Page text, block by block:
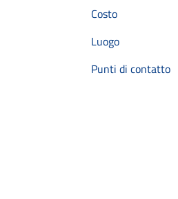
Costo
Luogo
Punti di contatto